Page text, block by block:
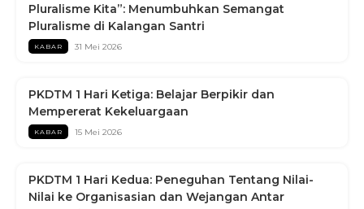
Pluralisme Kita”: Menumbuhkan Semangat
Pluralisme di Kalangan Santri
KABAR 31 Mei 2026
PKDTM 1 Hari Ketiga: Belajar Berpikir dan
Mempererat Kekeluargaan
KABAR 15 Mei 2026
PKDTM 1 Hari Kedua: Peneguhan Tentang Nilai-
Nilai ke Organisasian dan Wejangan Antar